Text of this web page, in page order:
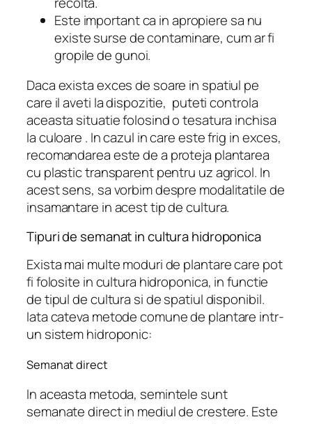
Este important ca in apropiere sa nu
existe surse de contaminare, cum ar fi
gropile de gunoi.
Daca exista exces de soare in spatiul pe
care il aveti la dispozitie, puteti controla
aceasta situatie folosind o tesatura inchisa
la culoare . In cazul in care este frig in exces,
recomandarea este de a proteja plantarea
cu plastic transparent pentru uz agricol. In
acest sens, sa vorbim despre modalitatile de
insamantare in acest tip de cultura.
Tipuri de semanat in cultura hidroponica
Exista mai multe moduri de plantare care pot
fi folosite in cultura hidroponica, in functie
de tipul de cultura si de spatiul disponibil.
Iata cateva metode comune de plantare intr-
un sistem hidroponic:
Semanat direct
In aceasta metoda, semintele sunt
semanate direct in mediul de crestere. Este